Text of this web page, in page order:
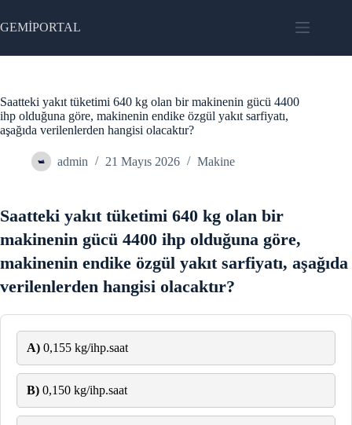
to
content
GEMİPORTAL
Saatteki yakıt tüketimi 640 kg olan bir makinenin gücü 4400
ihp olduğuna göre, makinenin endike özgül yakıt sarfiyatı,
aşağıda verilenlerden hangisi olacaktır?
admin 21 Mayıs 2026 Makine
Saatteki yakıt tüketimi 640 kg olan bir
makinenin gücü 4400 ihp olduğuna göre,
makinenin endike özgül yakıt sarfiyatı, aşağıda
verilenlerden hangisi olacaktır?
A) 0,155 kg/ihp.saat
B) 0,150 kg/ihp.saat